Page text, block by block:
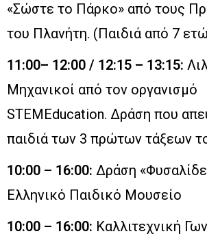
«Σώστε το Πάρκο» από τους
του Πλανήτη. (Παιδιά από 7
11:00– 12:00 / 12:15 – 13:15:
Μηχανικοί από τον οργανισμό
STEMEducation. Δράση που
παιδιά των 3 πρώτων τάξεων
10:00 – 16:00: Δράση
Ελληνικό Παιδικό Μουσείο
10:00 – 16:00: Καλλιτεχνική